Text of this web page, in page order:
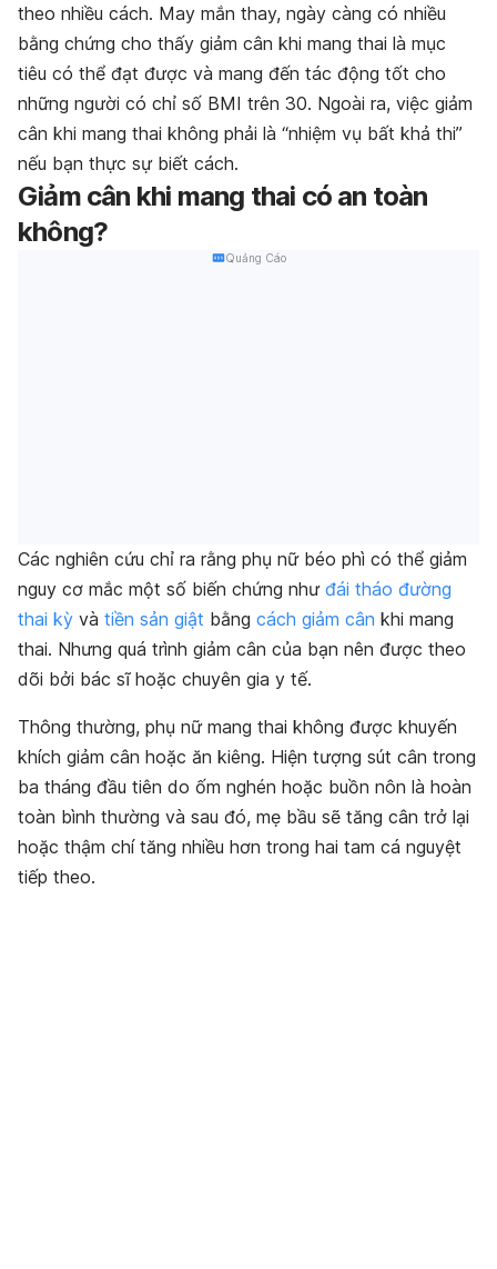
theo nhiều cách. May mắn thay, ngày càng có nhiều
bằng chứng cho thấy giảm cân khi mang thai là mục
tiêu có thể đạt được và mang đến tác động tốt cho
những người có chỉ số BMI trên 30. Ngoài ra, việc giảm
cân khi mang thai không phải là “nhiệm vụ bất khả thi”
nếu bạn thực sự biết cách.
Giảm cân khi mang thai có an toàn
không?
Quảng Cáo
Các nghiên cứu chỉ ra rằng phụ nữ béo phì có thể giảm
nguy cơ mắc một số biến chứng như đái tháo đường
thai kỳ và tiền sản giật bằng cách giảm cân khi mang
thai. Nhưng quá trình giảm cân của bạn nên được theo
dõi bởi bác sĩ hoặc chuyên gia y tế.
Thông thường, phụ nữ mang thai không được khuyến
khích giảm cân hoặc ăn kiêng. Hiện tượng sút cân trong
ba tháng đầu tiên do ốm nghén hoặc buồn nôn là hoàn
toàn bình thường và sau đó, mẹ bầu sẽ tăng cân trở lại
hoặc thậm chí tăng nhiều hơn trong hai tam cá nguyệt
tiếp theo.